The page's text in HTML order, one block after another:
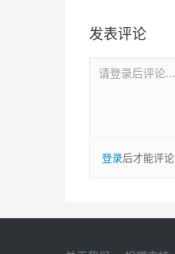
发表评论
请登录后评论...
登录后才能评论